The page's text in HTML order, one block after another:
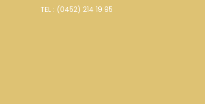
TEL : (0452) 214 19 95